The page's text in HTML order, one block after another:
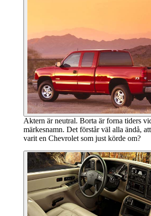
Aktern är neutral. Borta är forna tiders
märkesnamn. Det förstår väl alla ändå,
varit en Chevrolet som just körde om?